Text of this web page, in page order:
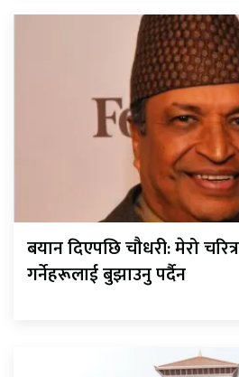
बयान दिएपछि चौधरी: मेरो
गर्नेहरूलाई बुझाउनु पर्दैन